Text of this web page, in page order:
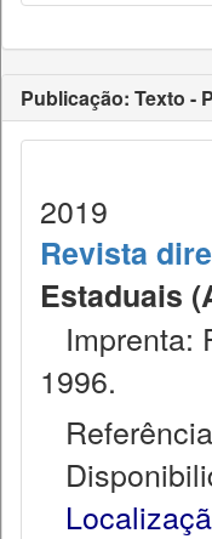
Publicação: Texto -
2019
Revista
Estaduais
Imprenta:
1996.